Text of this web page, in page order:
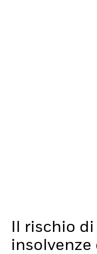
Il rischio